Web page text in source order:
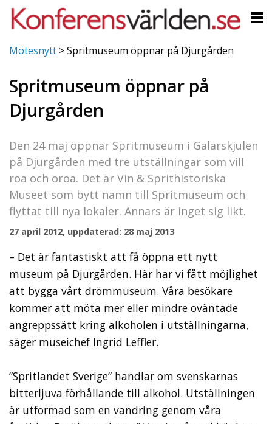
Mötesnytt >Spritmuseum öppnar på Djurgården
Spritmuseum öppnar på
Djurgården
Den 24 maj öppnar Spritmuseum i Galärskjulen
på Djurgården med tre utställningar som vill
roa och oroa. Det är Vin & Sprithistoriska
Museet som bytt namn till Spritmuseum och
flyttat till nya lokaler. Annars är inget sig likt.
27 april 2012, uppdaterad: 28 maj 2013
– Det är fantastiskt att få öppna ett nytt
museum på Djurgården. Här har vi fått möjlighet
att bygga vårt drömmuseum. Våra besökare
kommer att möta mer eller mindre oväntade
angreppssätt kring alkoholen i utställningarna,
säger museichef Ingrid Leffler.
”Spritlandet Sverige” handlar om svenskarnas
bitterljuva förhållande till alkohol. Utställningen
är utformad som en vandring genom våra